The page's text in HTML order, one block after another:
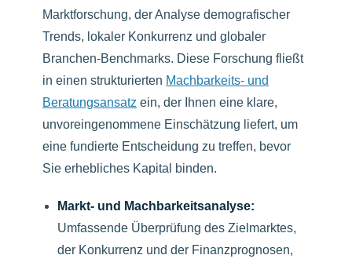
Marktforschung, der Analyse demografischer
Trends, lokaler Konkurrenz und globaler
Branchen-Benchmarks. Diese Forschung fließt
in einen strukturierten Machbarkeits- und
Beratungsansatz ein, der Ihnen eine klare,
unvoreingenommene Einschätzung liefert, um
eine fundierte Entscheidung zu treffen, bevor
Sie erhebliches Kapital binden.
Markt- und Machbarkeitsanalyse:
Umfassende Überprüfung des Zielmarktes,
der Konkurrenz und der Finanzprognosen,